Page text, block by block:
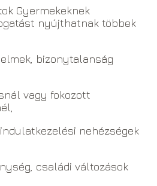
Gyermekeknek
nyújthatnak többek
bizonytalanság
vagy fokozott
nehézségek
családi változások